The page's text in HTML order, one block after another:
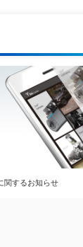
関するお知らせ